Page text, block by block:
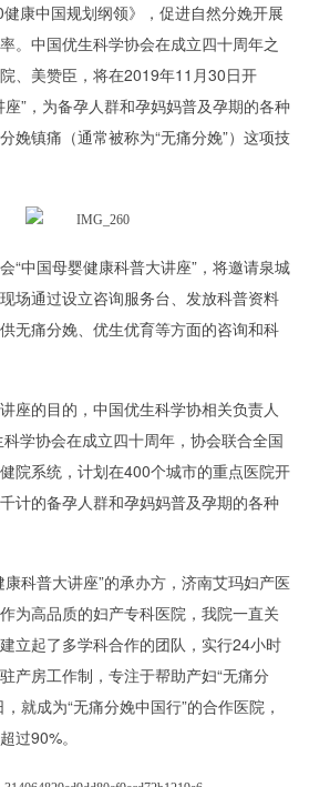
康中国规划纲领》，促进自然分娩开展
。中国优生科学协会在成立四十周年之
、美赞臣，将在2019年11月30日开
”，为备孕人群和孕妈妈普及孕期的各种
娩镇痛（通常被称为“无痛分娩”）这项技
“中国母婴健康科普大讲座”，将邀请泉城
场通过设立咨询服务台、发放科普资料
无痛分娩、优生优育等方面的咨询和科
座的目的，中国优生科学协相关负责人
学协会在成立四十周年，协会联合全国
院系统，计划在400个城市的重点医院开
计的备孕人群和孕妈妈普及孕期的各种
科普大讲座”的承办方，济南艾玛妇产医
为高品质的妇产专科医院，我院一直关
立起了多学科合作的团队，实行24小时
产房工作制，专注于帮助产妇“无痛分
就成为“无痛分娩中国行”的合作医院，
过90%。